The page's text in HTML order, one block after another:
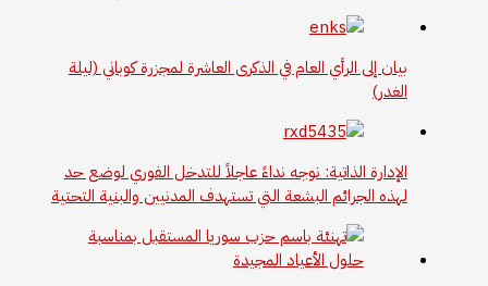
بيان إلى الرأي العام في الذكرى العاشرة لمجزرة كوباني (ليلة
الغدر)
الإدارة الذاتية: نوجه نداءً عاجلاً للتدخل الفوري لوضع حد
لهذه الجرائم البشعة التي تستهدف المدنيين والبنية التحتية